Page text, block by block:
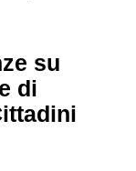
su
di